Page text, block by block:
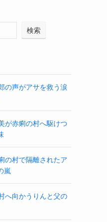
検索
の声がアサを救う涙
が赤痢の村へ駆けつ
の村で隔離されたア
嵐
へ向かうりんと父の